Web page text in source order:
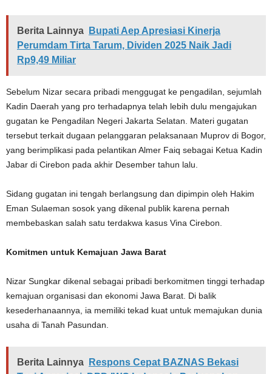
Berita Lainnya
Bupati Aep Apresiasi Kinerja
Perumdam Tirta Tarum, Dividen 2025 Naik Jadi
Rp9,49 Miliar
Sebelum Nizar secara pribadi menggugat ke pengadilan, sejumlah
Kadin Daerah yang pro terhadapnya telah lebih dulu mengajukan
gugatan ke Pengadilan Negeri Jakarta Selatan. Materi gugatan
tersebut terkait dugaan pelanggaran pelaksanaan Muprov di Bogor,
yang berimplikasi pada pelantikan Almer Faiq sebagai Ketua Kadin
Jabar di Cirebon pada akhir Desember tahun lalu.
Sidang gugatan ini tengah berlangsung dan dipimpin oleh Hakim
Eman Sulaeman sosok yang dikenal publik karena pernah
membebaskan salah satu terdakwa kasus Vina Cirebon.
Komitmen untuk Kemajuan Jawa Barat
Nizar Sungkar dikenal sebagai pribadi berkomitmen tinggi terhadap
kemajuan organisasi dan ekonomi Jawa Barat. Di balik
kesederhanaannya, ia memiliki tekad kuat untuk memajukan dunia
usaha di Tanah Pasundan.
Berita Lainnya
Respons Cepat BAZNAS Bekasi